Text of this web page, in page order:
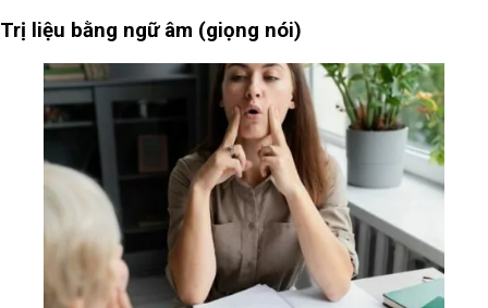
Trị liệu bằng ngữ âm (giọng nói)